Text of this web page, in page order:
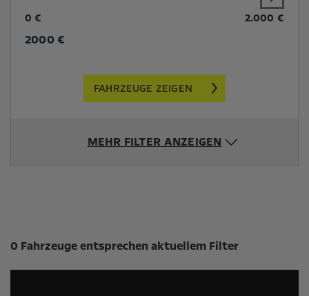
0 € 2.000 €
2000 €
FAHRZEUGE ZEIGEN
MEHR FILTER ANZEIGEN
Suchergebnisse
0 Fahrzeuge entsprechen aktuellem Filter